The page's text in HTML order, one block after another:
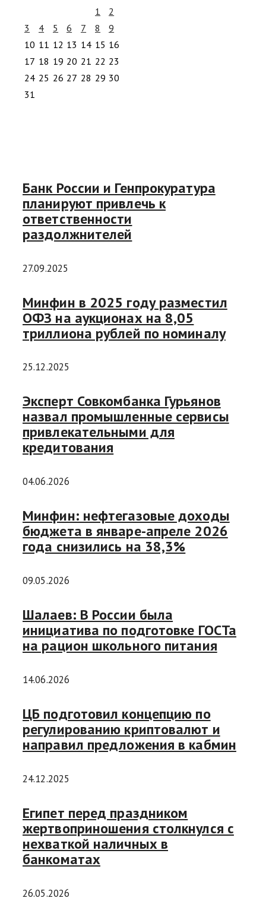
1
2
3
4 5 6 7 8
9
10 11 12 13 14 15 16
17 18 19 20 21 22 23
24 25 26 27 28 29 30
31
Банк России и Генпрокуратура
планируют привлечь к
ответственности
раздолжнителей
27.09.2025
Минфин в 2025 году разместил
ОФЗ на аукционах на 8,05
триллиона рублей по номиналу
25.12.2025
Эксперт Совкомбанка Гурьянов
назвал промышленные сервисы
привлекательными для
кредитования
04.06.2026
Минфин: нефтегазовые доходы
бюджета в январе-апреле 2026
года снизились на 38,3%
09.05.2026
Шалаев: В России была
инициатива по подготовке ГОСТа
на рацион школьного питания
14.06.2026
ЦБ подготовил концепцию по
регулированию криптовалют и
направил предложения в кабмин
24.12.2025
Египет перед праздником
жертвоприношения столкнулся с
нехваткой наличных в
банкоматах
26.05.2026